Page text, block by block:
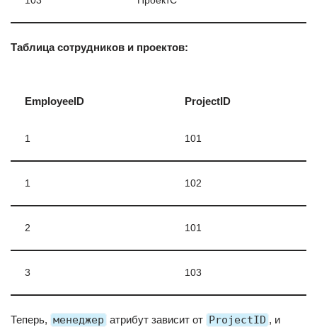
Таблица сотрудников и проектов:
EmployeeID ProjectID
1 101
1 102
2 101
3 103
Теперь, менеджер атрибут зависит от ProjectID , и